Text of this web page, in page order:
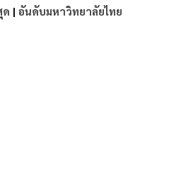
ด | อันดับมหาวิทยาลัยไทย